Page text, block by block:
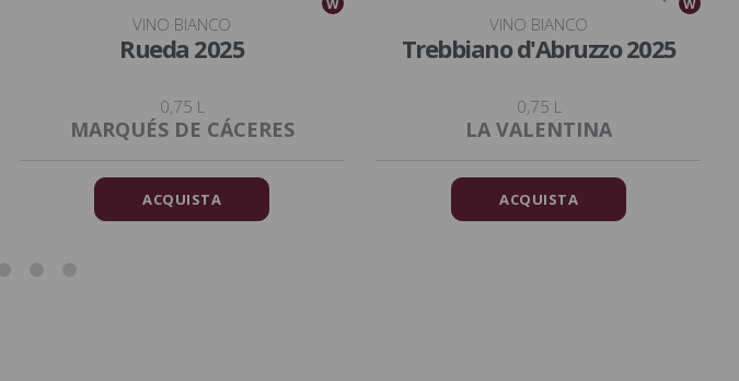
VINO BIANCO
Rueda 2025
0,75 L
MARQUÉS DE CÁCERES
ACQUISTA
VINO BIANCO
Trebbiano d'Abruzzo 2025
0,75 L
LA VALENTINA
ACQUISTA